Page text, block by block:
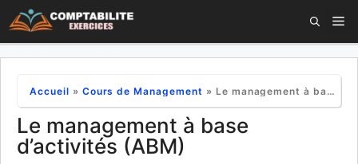
Aller
au
Accueil » Cours de Management » Le management à base d’activités (ABM)
Le management à base
d’activités (ABM)